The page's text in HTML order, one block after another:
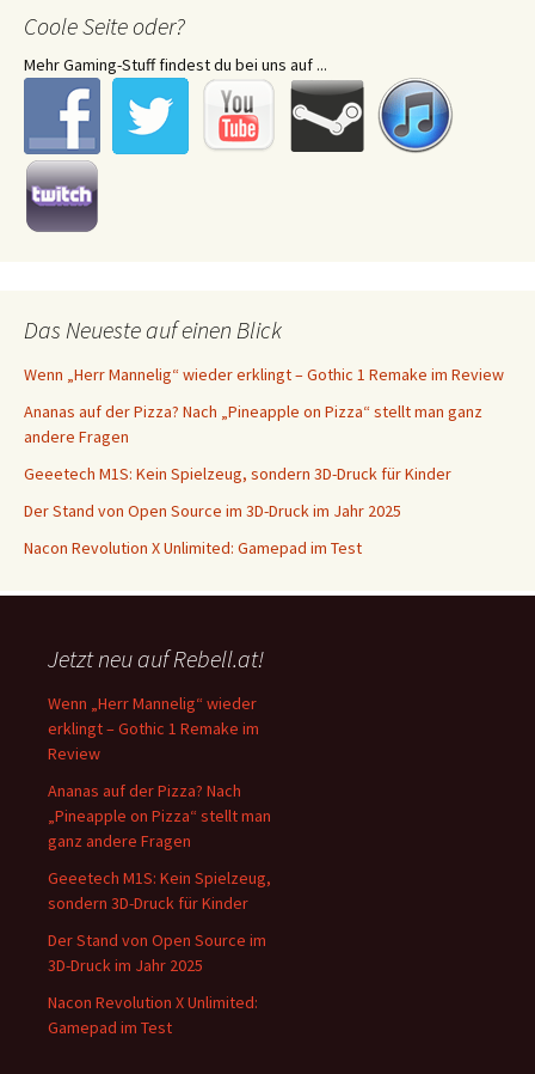
Coole Seite oder?
Mehr Gaming-Stuff findest du bei uns auf ...
Das Neueste auf einen Blick
Wenn „Herr Mannelig“ wieder erklingt – Gothic 1 Remake im Review
Ananas auf der Pizza? Nach „Pineapple on Pizza“ stellt man ganz
andere Fragen
Geeetech M1S: Kein Spielzeug, sondern 3D-Druck für Kinder
Der Stand von Open Source im 3D-Druck im Jahr 2025
Nacon Revolution X Unlimited: Gamepad im Test
Jetzt neu auf Rebell.at!
Wenn „Herr Mannelig“ wieder
erklingt – Gothic 1 Remake im
Review
Ananas auf der Pizza? Nach
„Pineapple on Pizza“ stellt man
ganz andere Fragen
Geeetech M1S: Kein Spielzeug,
sondern 3D-Druck für Kinder
Der Stand von Open Source im
3D-Druck im Jahr 2025
Nacon Revolution X Unlimited:
Gamepad im Test